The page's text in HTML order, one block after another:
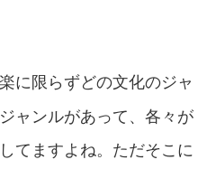
に限らずどの文化のジャ
ャンルがあって、各々が
てますよね。ただそこに